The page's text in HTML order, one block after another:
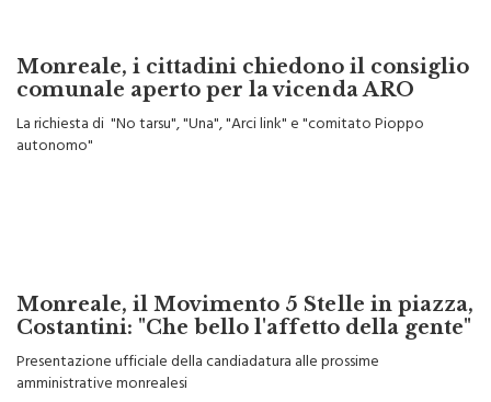
Monreale, i cittadini chiedono il consiglio
comunale aperto per la vicenda ARO
La richiesta di "No tarsu", "Una", "Arci link" e "comitato Pioppo
autonomo"
Monreale, il Movimento 5 Stelle in piazza,
Costantini: "Che bello l'affetto della gente"
Presentazione ufficiale della candiadatura alle prossime
amministrative monrealesi